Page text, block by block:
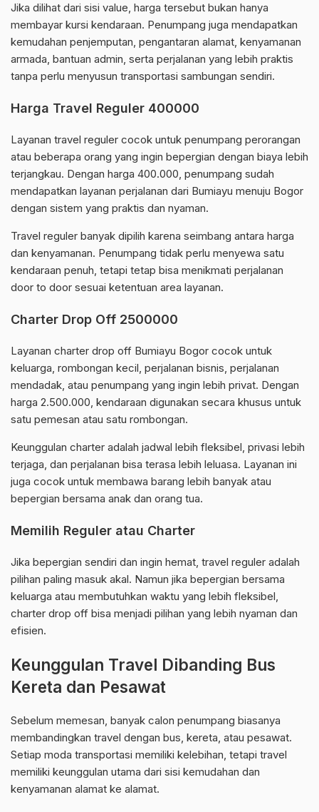
Jika dilihat dari sisi value, harga tersebut bukan hanya
membayar kursi kendaraan. Penumpang juga mendapatkan
kemudahan penjemputan, pengantaran alamat, kenyamanan
armada, bantuan admin, serta perjalanan yang lebih praktis
tanpa perlu menyusun transportasi sambungan sendiri.
Harga Travel Reguler 400000
Layanan travel reguler cocok untuk penumpang perorangan
atau beberapa orang yang ingin bepergian dengan biaya lebih
terjangkau. Dengan harga 400.000, penumpang sudah
mendapatkan layanan perjalanan dari Bumiayu menuju Bogor
dengan sistem yang praktis dan nyaman.
Travel reguler banyak dipilih karena seimbang antara harga
dan kenyamanan. Penumpang tidak perlu menyewa satu
kendaraan penuh, tetapi tetap bisa menikmati perjalanan
door to door sesuai ketentuan area layanan.
Charter Drop Off 2500000
Layanan charter drop off Bumiayu Bogor cocok untuk
keluarga, rombongan kecil, perjalanan bisnis, perjalanan
mendadak, atau penumpang yang ingin lebih privat. Dengan
harga 2.500.000, kendaraan digunakan secara khusus untuk
satu pemesan atau satu rombongan.
Keunggulan charter adalah jadwal lebih fleksibel, privasi lebih
terjaga, dan perjalanan bisa terasa lebih leluasa. Layanan ini
juga cocok untuk membawa barang lebih banyak atau
bepergian bersama anak dan orang tua.
Memilih Reguler atau Charter
Jika bepergian sendiri dan ingin hemat, travel reguler adalah
pilihan paling masuk akal. Namun jika bepergian bersama
keluarga atau membutuhkan waktu yang lebih fleksibel,
charter drop off bisa menjadi pilihan yang lebih nyaman dan
efisien.
Keunggulan Travel Dibanding Bus
Kereta dan Pesawat
Sebelum memesan, banyak calon penumpang biasanya
membandingkan travel dengan bus, kereta, atau pesawat.
Setiap moda transportasi memiliki kelebihan, tetapi travel
memiliki keunggulan utama dari sisi kemudahan dan
kenyamanan alamat ke alamat.